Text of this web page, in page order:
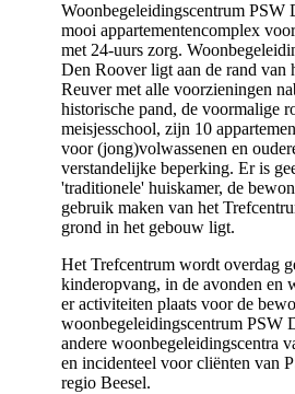
Woonbegeleidingscentrum PSW
mooi appartementencomplex
met 24-uurs zorg.
Den Roover ligt aan de rand van
Reuver met alle voorzieningen
historische pand, de voormalige
meisjesschool, zijn 10
voor (jong)volwassenen en
verstandelijke beperking. Er is
'traditionele' huiskamer, de
gebruik maken van het
grond in het gebouw ligt.
Het Trefcentrum wordt overdag
kinderopvang, in de avonden en
er activiteiten plaats voor de
woonbegeleidingscentrum PSW
andere woonbegeleidingscentra
en incidenteel voor cliënten van
regio Beesel.